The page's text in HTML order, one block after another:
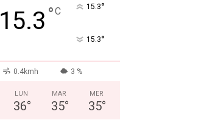
15.3 °C 15.3°
15.3°
0.4kmh 3 %
LUN
36°
MAR
35°
MER
35°